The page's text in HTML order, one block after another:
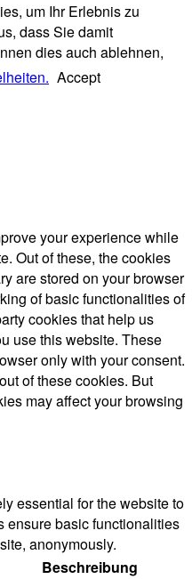
um Ihr Erlebnis zu
dass Sie damit
dies auch ablehnen,
Accept
your experience while
Out of these, the cookies
are stored on your browser
of basic functionalities of
cookies that help us
use this website. These
only with your consent.
of these cookies. But
may affect your browsing
essential for the website to
ensure basic functionalities
anonymously.
Beschreibung